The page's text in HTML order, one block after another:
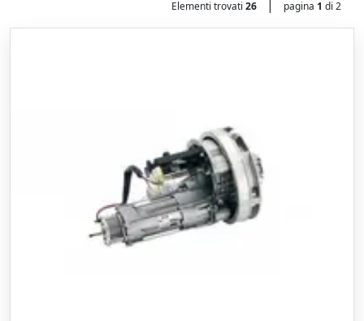
Elementi trovati 26 | pagina 1 di 2